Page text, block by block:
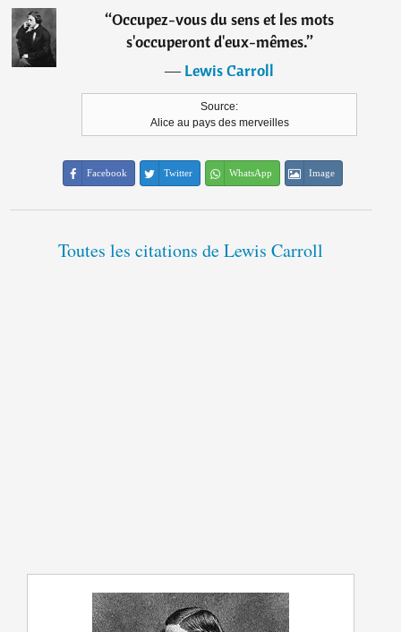
“Occupez-vous du sens et les mots
s'occuperont d'eux-mêmes.”
―Lewis Carroll
Source:
Alice au pays des merveilles
Facebook Twitter WhatsApp Image
Toutes les citations de Lewis Carroll